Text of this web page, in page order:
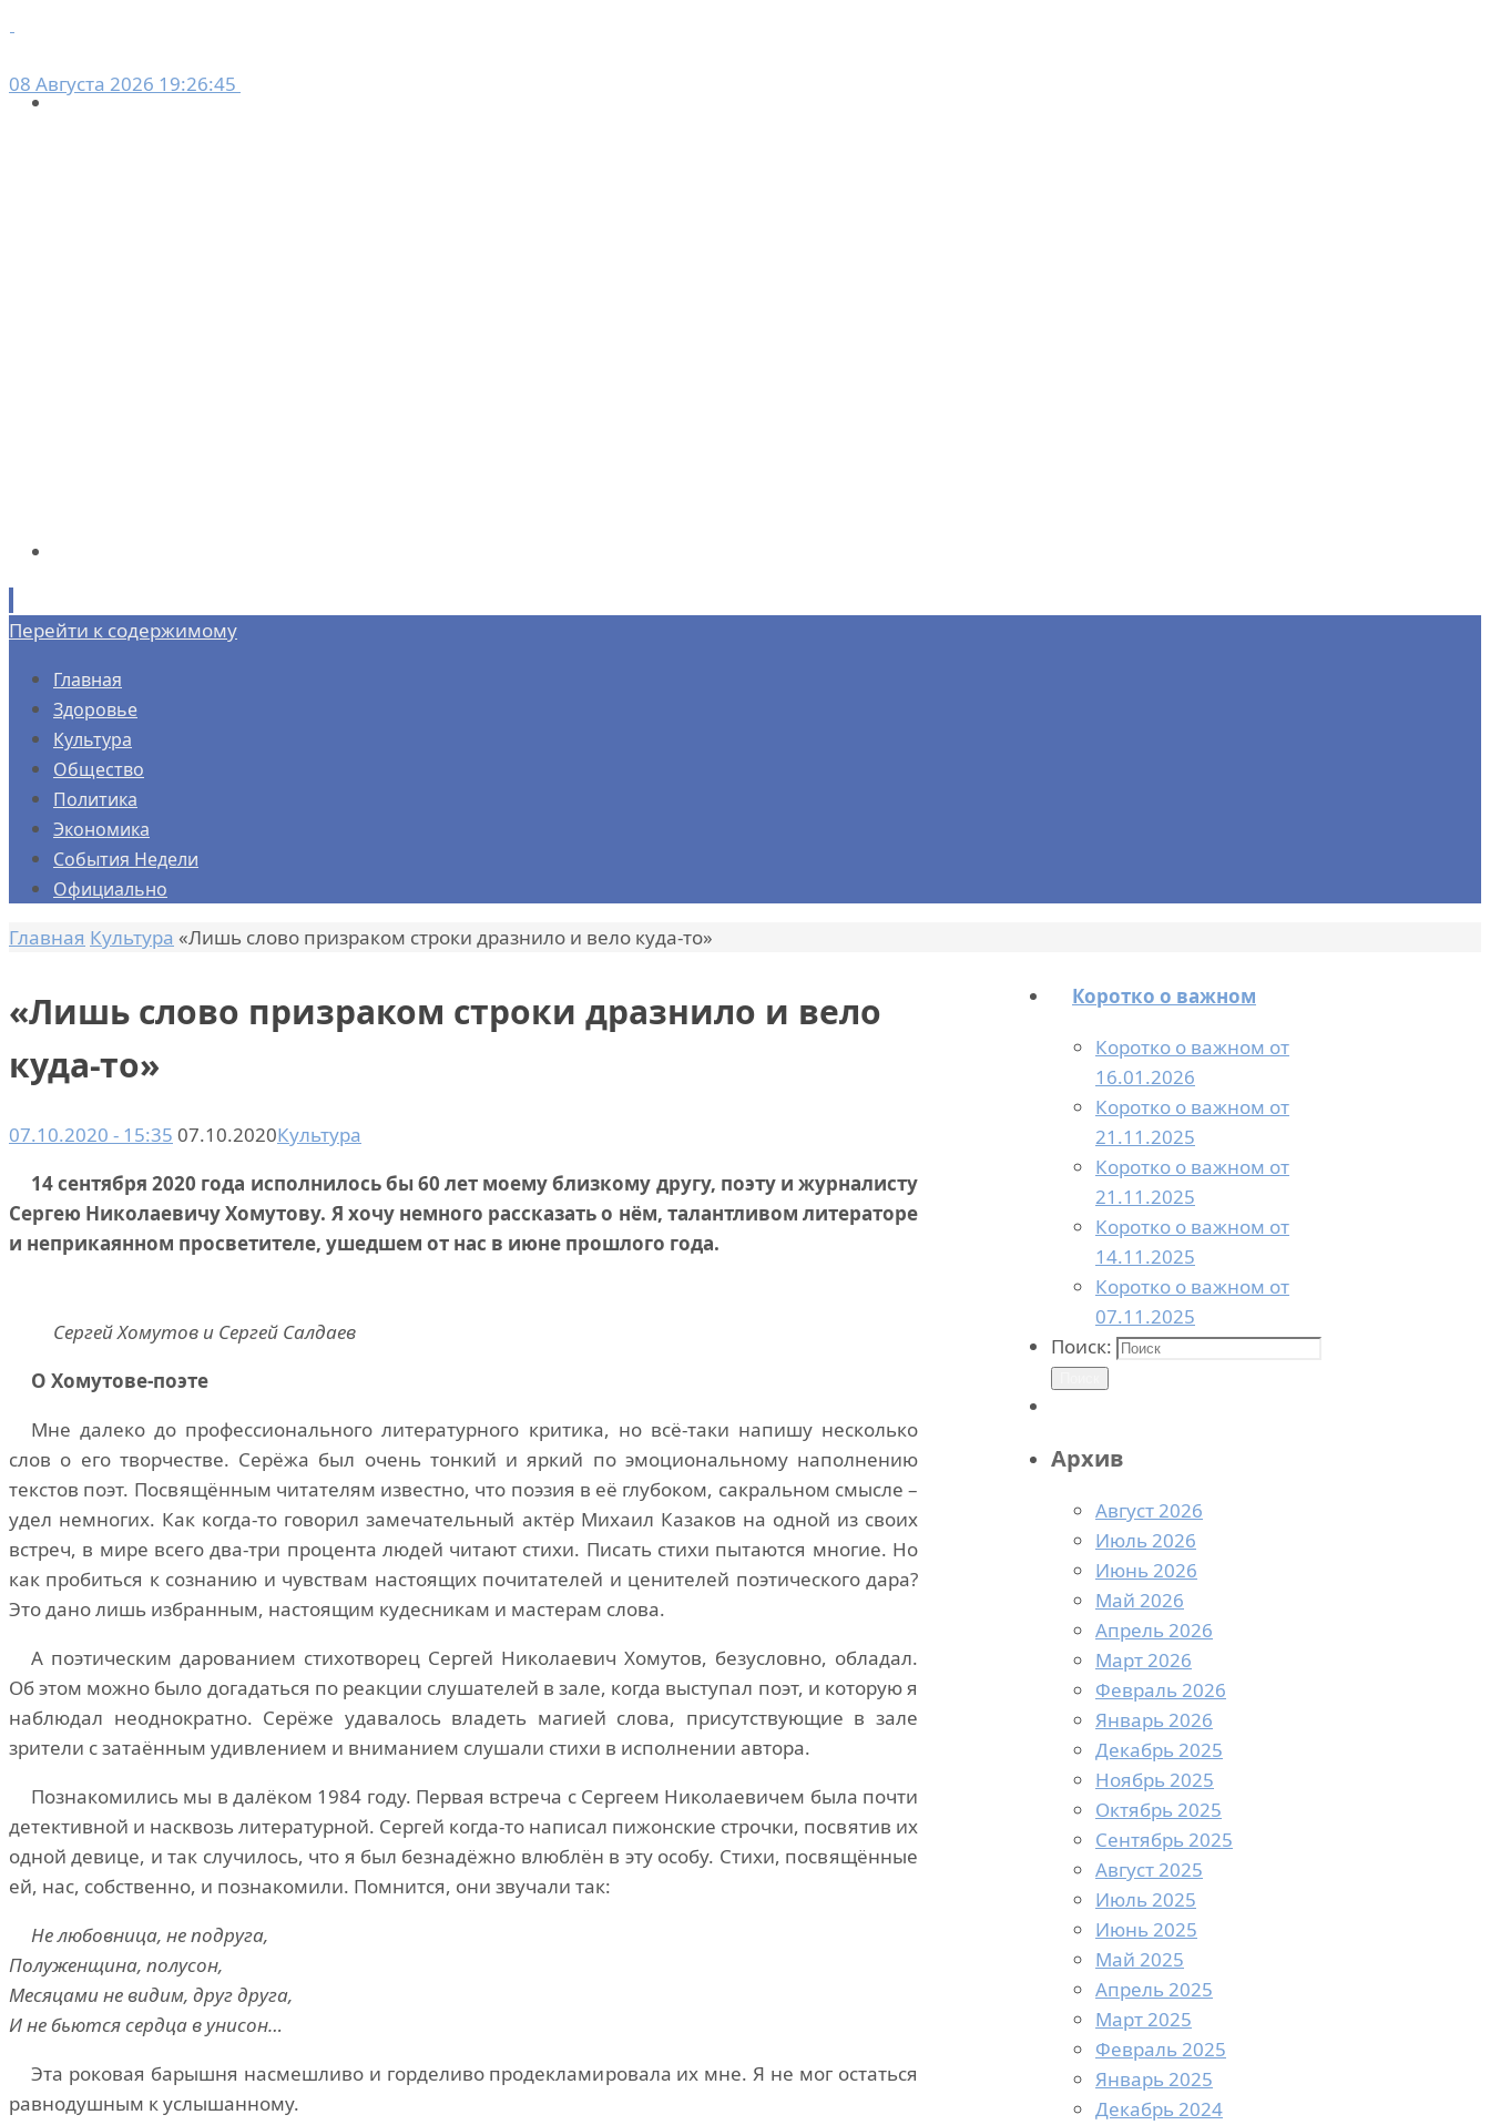
08 Августа 2026 19:26:45
Перейти к содержимому
Главная
Здоровье
Культура
Общество
Политика
Экономика
События Недели
Официально
Главная Культура «Лишь слово призраком строки дразнило и вело куда-то»
«Лишь слово призраком строки дразнило и вело
куда-то»
07.10.2020 - 15:35 07.10.2020Культура
14 сентября 2020 года исполнилось бы 60 лет моему близкому другу, поэту и журналисту
Сергею Николаевичу Хомутову. Я хочу немного рассказать о нём, талантливом литераторе
и неприкаянном просветителе, ушедшем от нас в июне прошлого года.
Сергей Хомутов и Сергей Салдаев
О Хомутове-поэте
Мне далеко до профессионального литературного критика, но всё-таки напишу несколько
слов о его творчестве. Серёжа был очень тонкий и яркий по эмоциональному наполнению
текстов поэт. Посвящённым читателям известно, что поэзия в её глубоком, сакральном смысле –
удел немногих. Как когда-то говорил замечательный актёр Михаил Казаков на одной из своих
встреч, в мире всего два-три процента людей читают стихи. Писать стихи пытаются многие. Но
как пробиться к сознанию и чувствам настоящих почитателей и ценителей поэтического дара?
Это дано лишь избранным, настоящим кудесникам и мастерам слова.
А поэтическим дарованием стихотворец Сергей Николаевич Хомутов, безусловно, обладал.
Об этом можно было догадаться по реакции слушателей в зале, когда выступал поэт, и которую я
наблюдал неоднократно. Серёже удавалось владеть магией слова, присутствующие в зале
зрители с затаённым удивлением и вниманием слушали стихи в исполнении автора.
Познакомились мы в далёком 1984 году. Первая встреча с Сергеем Николаевичем была почти
детективной и насквозь литературной. Сергей когда-то написал пижонские строчки, посвятив их
одной девице, и так случилось, что я был безнадёжно влюблён в эту особу. Стихи, посвящённые
ей, нас, собственно, и познакомили. Помнится, они звучали так:
Не любовница, не подруга,
Полуженщина, полусон,
Месяцами не видим, друг друга,
И не бьются сердца в унисон…
Эта роковая барышня насмешливо и горделиво продекламировала их мне. Я не мог остаться
равнодушным к услышанному.
Коротко о важном
Коротко о важном от
16.01.2026
Коротко о важном от
21.11.2025
Коротко о важном от
21.11.2025
Коротко о важном от
14.11.2025
Коротко о важном от
07.11.2025
Поиск:
Архив
Август 2026
Июль 2026
Июнь 2026
Май 2026
Апрель 2026
Март 2026
Февраль 2026
Январь 2026
Декабрь 2025
Ноябрь 2025
Октябрь 2025
Сентябрь 2025
Август 2025
Июль 2025
Июнь 2025
Май 2025
Апрель 2025
Март 2025
Февраль 2025
Январь 2025
Декабрь 2024